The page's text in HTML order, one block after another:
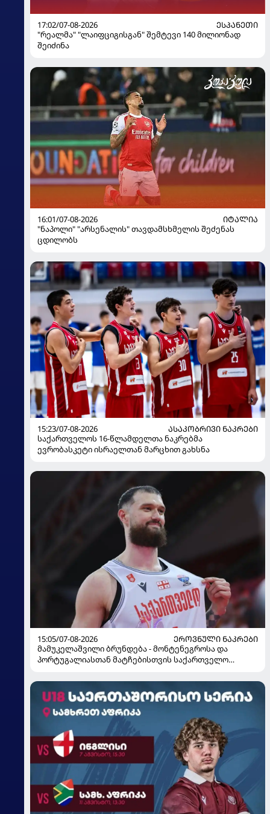
17:02/07-08-2026
ᲔᲡᲞᲐᲜᲔᲗᲘ
"რეალმა" "ლაიფციგისგან" შემტევი 140 მილიონად
შეიძინა
16:01/07-08-2026
ᲘᲢᲐᲚᲘᲐ
"ნაპოლი" "არსენალის" თავდამსხმელის შეძენას
ცდილობს
15:23/07-08-2026
ᲐᲡᲐᲙᲝᲑᲠᲘᲕᲘ ᲜᲐᲙᲠᲔᲑᲘ
საქართველოს 16-წლამდელთა ნაკრებმა
ევრობასკეტი ისრაელთან მარცხით გახსნა
15:05/07-08-2026
ᲔᲠᲝᲕᲜᲣᲚᲘ ᲜᲐᲙᲠᲔᲑᲘ
მამუკელაშვილი ბრუნდება - მონტენეგროსა და
პორტუგალიასთან მატჩებისთვის საქართველო